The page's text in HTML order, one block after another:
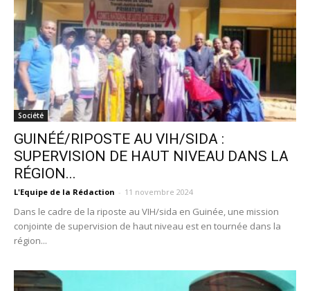
Société
GUINÉÉ/RIPOSTE AU VIH/SIDA :
SUPERVISION DE HAUT NIVEAU DANS LA
RÉGION...
L'Equipe de la Rédaction - 11 novembre 2024
Dans le cadre de la riposte au VIH/sida en Guinée, une mission
conjointe de supervision de haut niveau est en tournée dans la
région...